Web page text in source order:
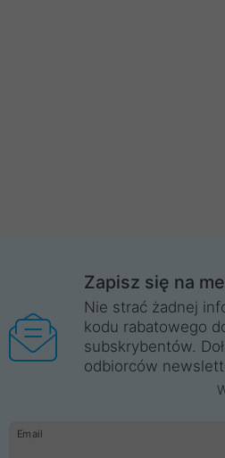
Zapisz się na
Nie strać żadnej
kodu rabatowego
subskrybentów.
odbiorców
Email